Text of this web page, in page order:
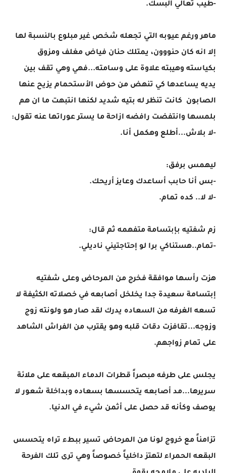
-طيب تعالي ألبسك.
ماهر ورغم عيوبه التي تجعله شخص غير مبلوع بالنسبة لها
إلا انه كان حنووون، يمتلك حنان فياض مغلف ومزوق
بكياسته وهيبته علاوة على وسامته...فهي وهي تقف بين
يديه يساعدها كي تنهض من حوض الأستحمام يزيح عنها
الصابون كانت تنظر له بتيه شديد لكنها انتبهت ما ان هم
بلمسها وانتفضت رافضه ازاحة ما يستر عوراتها عنه تقول:
-لا بلاش...أطلع وهكمل أنا.
ليهمس برفق:
-بس أنا حابب أساعدك وعايز أريحك.
-لا لا.. كده تمام.
زم شفتيه بإبتسامة متفهمه ثم قال:
-تمام..هستناكي برا لو إحتاجتيني ناديلي.
هزت رأسها موافقة فخرج من المرحاض وعلى شفتيه
إبتسامة سعيدة جدا يخلخل أصابعه في خصلاته الكثيفة لا
تسعه الغرفه من السعاده يدرك لقد صار هو ولونته زوج
وزوجه...تقافزت دقات قلبه وهو يقترب من الفراش الشاهد
على تمام زواجهم.
يجلس على طرفه مبصراً قطرات الدماء المبقعه على ملائة
سريرها...مد أصابعه يتحسسها بسعاده وبداخلة شعور لا
يوصف وكأنه قد حصل على أثمن شيء في الدنيا.
تزامناً مع خروج لونا من المرحاض تسير ببطء تراه يتحسس
البقعه الحمراء لتهتز داخلياً خصوصاً وهي ترى تلك الفرحة